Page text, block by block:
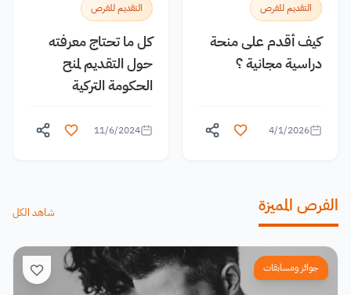
التقديم للفرص
كيف أقدم على منحة
دراسية مجانية ؟
4/1/2026
التقديم للفرص
كل ما تحتاج معرفته
حول التقديم لمنح
الحكومة التركية
11/6/2024
الفرص المميزة شاهد الكل
جوائز ومسابقات